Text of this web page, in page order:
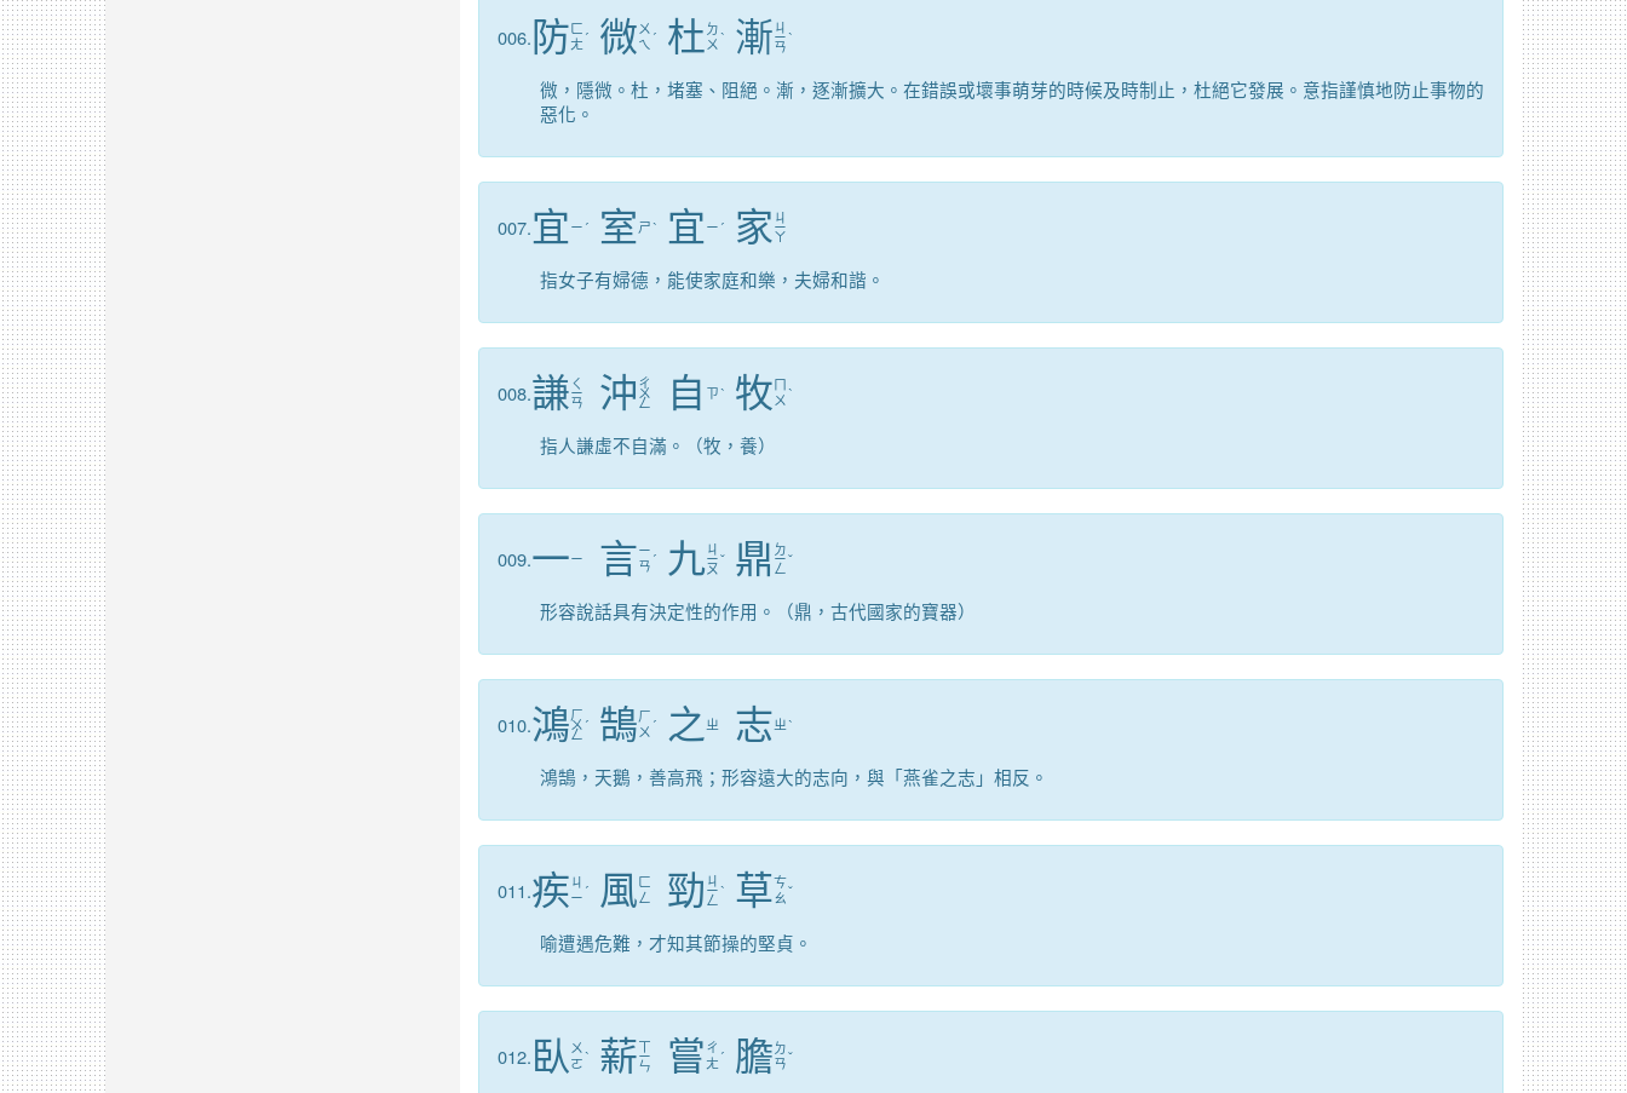
006. 防 ㄈ
ㄤ ˊ 微 ㄨ
ㄟ ˊ 杜 ㄉ
ㄨ ˋ 漸 ㄐ
ㄧ
ㄢ
ˋ
微，隱微。杜，堵塞、阻絕。漸，逐漸擴大。在錯誤或壞事萌芽的時候及時制止，杜絕它發展。意指謹慎地防止事物的
惡化。
007.宜 ㄧ ˊ 室 ㄕˋ 宜 ㄧ ˊ 家 ㄐ
ㄧ
ㄚ
指女子有婦德，能使家庭和樂，夫婦和諧。
008.謙 ㄑ
ㄧ
ㄢ 沖 ㄔ
ㄨ
ㄥ 自 ㄗˋ 牧 ㄇ
ㄨ ˋ
指人謙虛不自滿。（牧，養）
009.一ㄧ 言ㄧ
ㄢ ˊ 九 ㄐ
ㄧ
ㄡ
ˇ 鼎 ㄉ
ㄧ
ㄥ
ˇ
形容說話具有決定性的作用。（鼎，古代國家的寶器）
010.鴻ㄏ
ㄨ
ㄥ
ˊ 鵠ㄏ
ㄨ ˊ 之 ㄓ 志ㄓˋ
鴻鵠，天鵝，善高飛；形容遠大的志向，與「燕雀之志」相反。
011.疾 ㄐ
ㄧ ˊ 風 ㄈ
ㄥ
勁 ㄐ
ㄧ
ㄥ
ˋ 草ㄘ
ㄠˇ
喻遭遇危難，才知其節操的堅貞。
012. 臥 ㄨ
ㄛˋ 薪ㄒ
ㄧ
ㄣ 嘗 ㄔ
ㄤ ˊ 膽 ㄉ
ㄢˇ